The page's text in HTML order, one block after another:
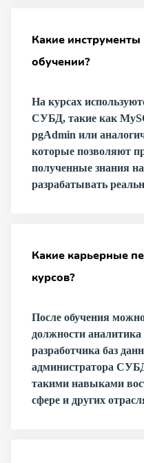
Какие
обучении?
На курсах
СУБД, такие как
pgAdmin или
которые позволяют
полученные знания
разрабатывать
Какие карьерные
курсов?
После обучения
должности
разработчика баз
администратора
такими навыками
сфере и других